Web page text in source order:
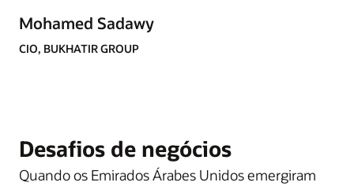
Mohamed Sadawy
CIO, BUKHATIR GROUP
Desafios de negócios
Quando os Emirados Árabes Unidos emergiram